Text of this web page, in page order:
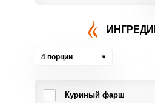
4 порции
Куриный фарш